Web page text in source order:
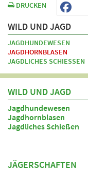
DRUCKEN
WILD UND JAGD
JAGDHUNDEWESEN
JAGDHORNBLASEN
JAGDLICHES SCHIESSEN
WILD UND JAGD
Jagdhundewesen
Jagdhornblasen
Jagdliches Schießen
JÄGERSCHAFTEN